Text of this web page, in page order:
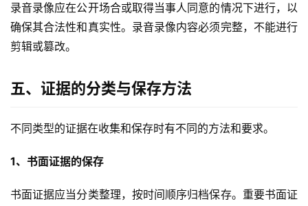
录音录像应在公开场合或取得当事人同意的情况下进行，以
确保其合法性和真实性。录音录像内容必须完整，不能进行
剪辑或篡改。
五、证据的分类与保存方法
不同类型的证据在收集和保存时有不同的方法和要求。
1、书面证据的保存
书面证据应当分类整理，按时间顺序归档保存。重要书面证